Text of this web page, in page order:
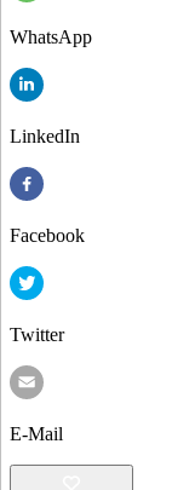
WhatsApp
LinkedIn
Facebook
Twitter
E-Mail